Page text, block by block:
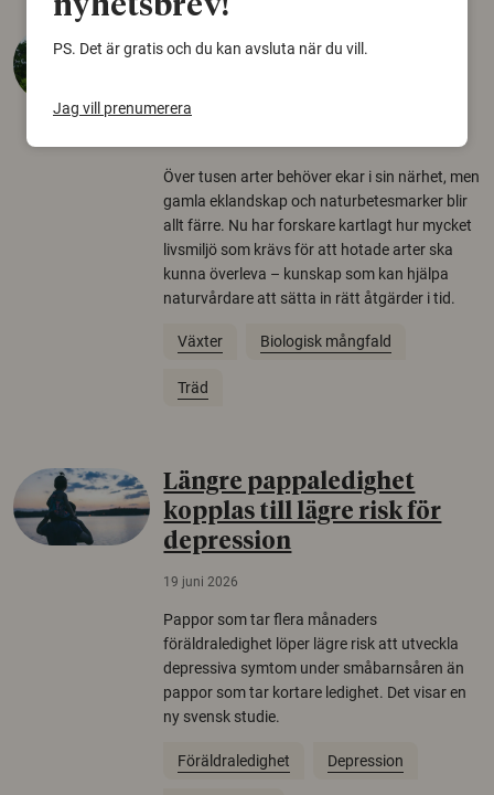
Så mycket eklandskap
arter
Över tusen arter behöver ekar i sin närhet, men
gamla eklandskap och naturbetesmarker blir
allt färre. Nu har forskare kartlagt hur mycket
livsmiljö som krävs för att hotade arter ska
kunna överleva – kunskap som kan hjälpa
naturvårdare att sätta in rätt åtgärder i tid.
Växter Biologisk mångfald
Träd
Längre pappaledighet
kopplas till lägre risk för
depression
19 juni 2026
Pappor som tar flera månaders
föräldraledighet löper lägre risk att utveckla
depressiva symtom under småbarnsåren än
pappor som tar kortare ledighet. Det visar en
ny svensk studie.
Föräldraledighet Depression
nyhetsbrev!
PS. Det är gratis och du kan avsluta när du vill.
Jag vill prenumerera